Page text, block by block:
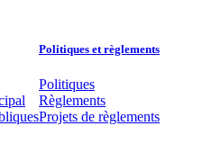
Politiques et règlements​
Politiques
Règlements
Projets de règlements